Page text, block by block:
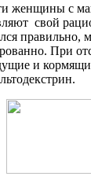
женщины с
свой
правильно,
При
и